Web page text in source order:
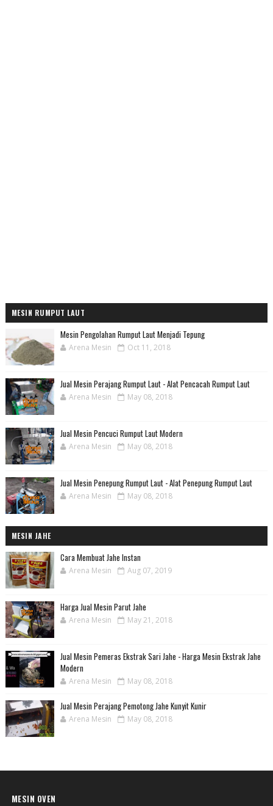
MESIN RUMPUT LAUT
Mesin Pengolahan Rumput Laut Menjadi Tepung
Arena Mesin Oct 11, 2018
Jual Mesin Perajang Rumput Laut - Alat Pencacah Rumput Laut
Arena Mesin May 08, 2018
Jual Mesin Pencuci Rumput Laut Modern
Arena Mesin May 08, 2018
Jual Mesin Penepung Rumput Laut - Alat Penepung Rumput Laut
Arena Mesin May 08, 2018
MESIN JAHE
Cara Membuat Jahe Instan
Arena Mesin Aug 07, 2019
Harga Jual Mesin Parut Jahe
Arena Mesin May 21, 2018
Jual Mesin Pemeras Ekstrak Sari Jahe - Harga Mesin Ekstrak Jahe
Modern
Arena Mesin May 08, 2018
Jual Mesin Perajang Pemotong Jahe Kunyit Kunir
Arena Mesin May 08, 2018
MESIN OVEN